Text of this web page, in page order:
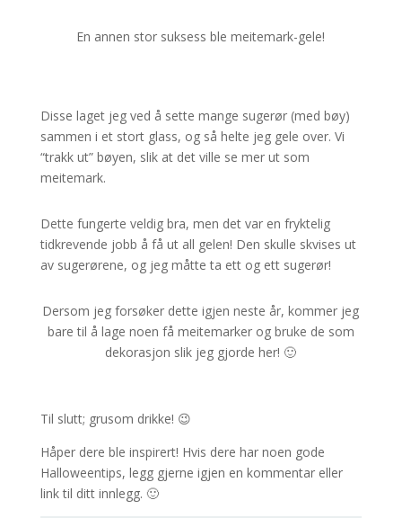
En annen stor suksess ble meitemark-gele!
Disse laget jeg ved å sette mange sugerør (med bøy)
sammen i et stort glass, og så helte jeg gele over. Vi
“trakk ut” bøyen, slik at det ville se mer ut som
meitemark.
Dette fungerte veldig bra, men det var en fryktelig
tidkrevende jobb å få ut all gelen! Den skulle skvises ut
av sugerørene, og jeg måtte ta ett og ett sugerør!
Dersom jeg forsøker dette igjen neste år, kommer jeg
bare til å lage noen få meitemarker og bruke de som
dekorasjon slik jeg gjorde her! 🙂
Til slutt; grusom drikke! 😉
Håper dere ble inspirert! Hvis dere har noen gode
Halloweentips, legg gjerne igjen en kommentar eller
link til ditt innlegg. 🙂